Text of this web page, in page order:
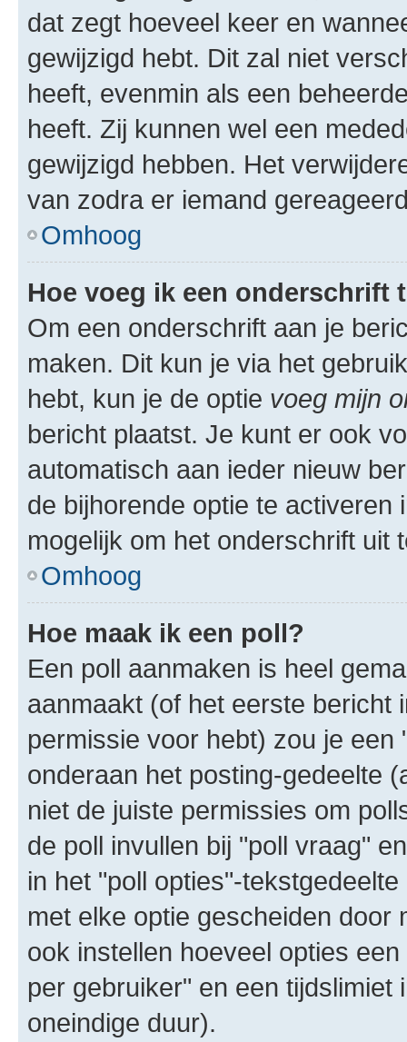
dat zegt hoeveel keer en
gewijzigd hebt. Dit zal niet
heeft, evenmin als een
heeft. Zij kunnen wel een
gewijzigd hebben. Het
van zodra er iemand
Omhoog
Hoe voeg ik een onderschrift
Om een onderschrift aan je
maken. Dit kun je via het
hebt, kun je de optie voeg mijn
bericht plaatst. Je kunt er ook
automatisch aan ieder nieuw
de bijhorende optie te
mogelijk om het onderschrift uit
Omhoog
Hoe maak ik een poll?
Een poll aanmaken is heel
aanmaakt (of het eerste bericht
permissie voor hebt) zou je
onderaan het posting-gedeelte
niet de juiste permissies om
de poll invullen bij "poll vraag"
in het "poll opties"-
met elke optie gescheiden door
ook instellen hoeveel opties
per gebruiker" en een
oneindige duur).